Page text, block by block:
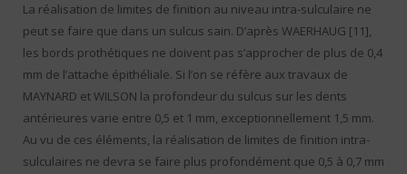
La réalisation de limites de finition au niveau intra-sulculaire ne
peut se faire que dans un sulcus sain. D’après WAERHAUG [11],
les bords prothétiques ne doivent pas s’approcher de plus de 0,4
mm de l’attache épithéliale. Si l’on se réfère aux travaux de
MAYNARD et WILSON la profondeur du sulcus sur les dents
antérieures varie entre 0,5 et 1 mm, exceptionnellement 1,5 mm.
Au vu de ces éléments, la réalisation de limites de finition intra-
sulculaires ne devra se faire plus profondément que 0,5 à 0,7 mm